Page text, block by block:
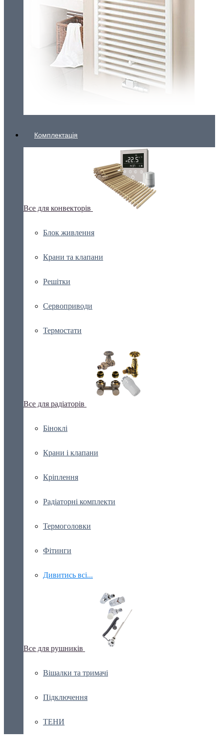
Комплектація
Все для конвекторів
Блок живлення
Крани та клапани
Решітки
Сервоприводи
Термостати
Все для радіаторів
Біноклі
Крани і клапани
Кріплення
Радіаторні комплекти
Термоголовки
Фітинги
Дивитись всі...
Все для рушників
Вішалки та тримачі
Підключення
ТЕНИ